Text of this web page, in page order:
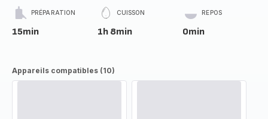
PRÉPARATION
15min
CUISSON
1h 8min
REPOS
0min
Appareils compatibles (10)